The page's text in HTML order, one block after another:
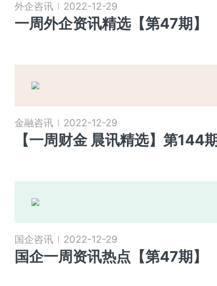
外企咨讯 2022-12-29
一周外企资讯精选【第47期】
金融咨讯 2022-12-29
【一周财金 晨讯精选】第144
国企咨讯 2022-12-29
国企一周资讯热点【第47期】